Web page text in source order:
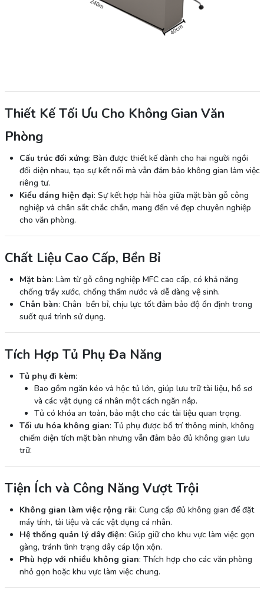
Thiết Kế Tối Ưu Cho Không Gian Văn
Phòng
Cấu trúc đối xứng: Bàn được thiết kế dành cho hai người ngồi
đối diện nhau, tạo sự kết nối mà vẫn đảm bảo không gian làm việc
riêng tư.
Kiểu dáng hiện đại: Sự kết hợp hài hòa giữa mặt bàn gỗ công
nghiệp và chân sắt chắc chắn, mang đến vẻ đẹp chuyên nghiệp
cho văn phòng.
Chất Liệu Cao Cấp, Bền Bỉ
Mặt bàn: Làm từ gỗ công nghiệp MFC cao cấp, có khả năng
chống trầy xước, chống thấm nước và dễ dàng vệ sinh.
Chân bàn: Chân bền bỉ, chịu lực tốt đảm bảo độ ổn định trong
suốt quá trình sử dụng.
Tích Hợp Tủ Phụ Đa Năng
Tủ phụ đi kèm:
Bao gồm ngăn kéo và hộc tủ lớn, giúp lưu trữ tài liệu, hồ sơ
và các vật dụng cá nhân một cách ngăn nắp.
Tủ có khóa an toàn, bảo mật cho các tài liệu quan trọng.
Tối ưu hóa không gian: Tủ phụ được bố trí thông minh, không
chiếm diện tích mặt bàn nhưng vẫn đảm bảo đủ không gian lưu
trữ.
Tiện Ích và Công Năng Vượt Trội
Không gian làm việc rộng rãi: Cung cấp đủ không gian để đặt
máy tính, tài liệu và các vật dụng cá nhân.
Hệ thống quản lý dây điện: Giúp giữ cho khu vực làm việc gọn
gàng, tránh tình trạng dây cáp lộn xộn.
Phù hợp với nhiều không gian: Thích hợp cho các văn phòng
nhỏ gọn hoặc khu vực làm việc chung.